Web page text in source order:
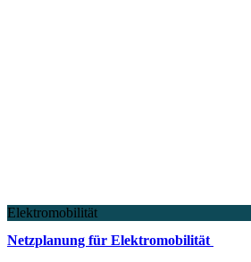
Elektromobilität
Netzplanung für Elektromobilität